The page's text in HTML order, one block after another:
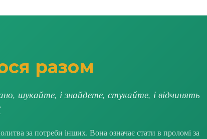
разом
шукайте, і знайдете, стукайте, і відчинять
за потреби інших. Вона означає стати в проломі за